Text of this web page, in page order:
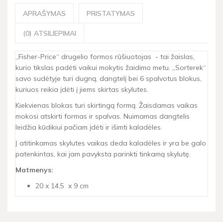
APRAŠYMAS PRISTATYMAS
(0) ATSILIEPIMAI
„Fisher-Price“ drugelio formos rūšiuotojas - tai žaislas,
kurio tikslas padėti vaikui mokytis žaidimo metu. „Sorterek“
savo sudėtyje turi dugną, dangtelį bei 6 spalvotus blokus,
kuriuos reikia įdėti į jiems skirtas skylutes.
Kiekvienas blokas turi skirtingą formą. Žaisdamas vaikas
mokosi atskirti formas ir spalvas. Nuimamas dangtelis
leidžia kūdikiui pačiam įdėti ir išimti kaladėles.
Į atitinkamas skylutes vaikas deda kaladėles ir yra be galo
patenkintas, kai jam pavyksta parinkti tinkamą skylutę.
Matmenys:
20 x 14,5 x 9 cm